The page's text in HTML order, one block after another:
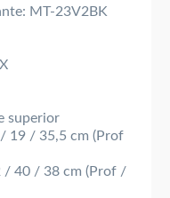
MT-23V2BK
superior
19 / 35,5 cm (Prof
/ 40 / 38 cm (Prof /